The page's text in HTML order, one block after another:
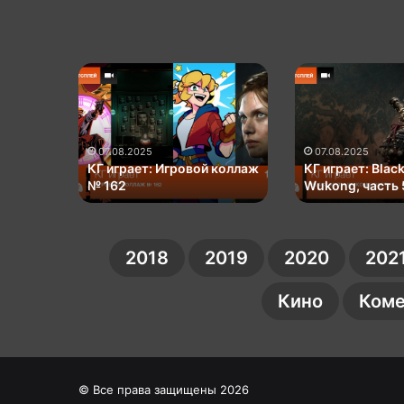
КГ
играет:
Игровой
коллаж
№
162
07.08.2025
КГ играет: Игровой коллаж
№ 162
КГ
играет:
Black
Myth:
Wukong,
часть
5
07.08.2025
КГ играет:
Wukong, часть
2018 2019 2020
Кино
© Все права защищены 2026